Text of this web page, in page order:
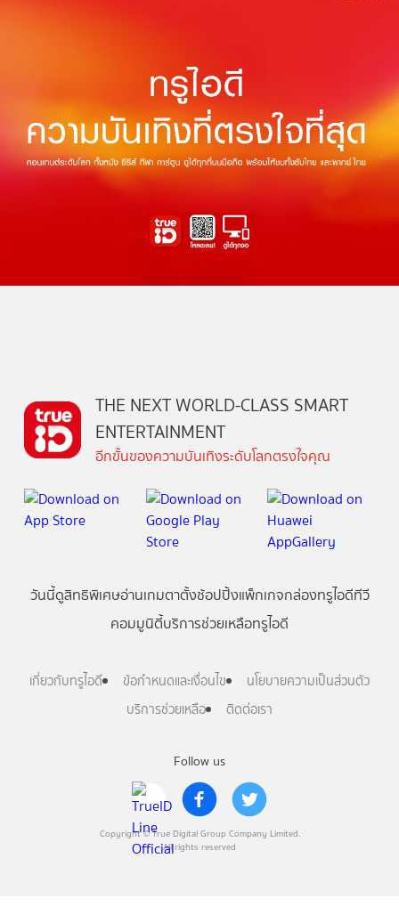
Follow us
Copyright © True Digital Group Company Limited.
All rights reserved
THE NEXT WORLD-CLASS SMART
ENTERTAINMENT
อีกขั้นของความบันเทิงระดับโลกตรงใจคุณ
วันนี้ดูสิทธิพิเศษอ่านเกมตาตั้งช้อปปิ้งแพ็กเกจกล่องทรูไอดีทีวี
คอมมูนิตี้บริการช่วยเหลือทรูไอดี
เกี่ยวกับทรูไอดี ข้อกำหนดและเงื่อนไข
นโยบายความเป็นส่วนตัว
บริการช่วยเหลือ
ติดต่อเรา